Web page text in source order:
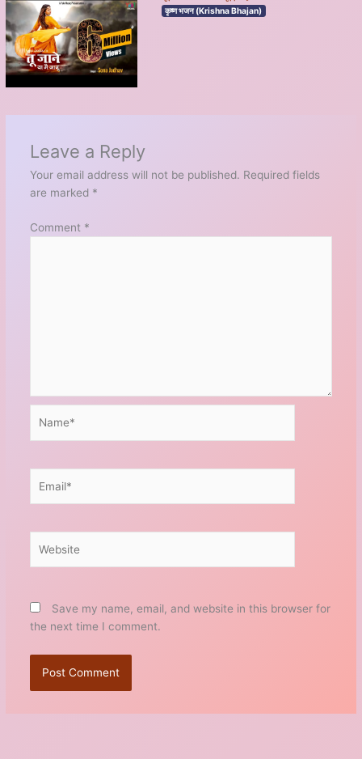
कृष्ण भजन (Krishna Bhajan)
Leave a Reply
Your email address will not be published. Required fields
are marked *
Comment *
Save my name, email, and website in this browser for
the next time I comment.